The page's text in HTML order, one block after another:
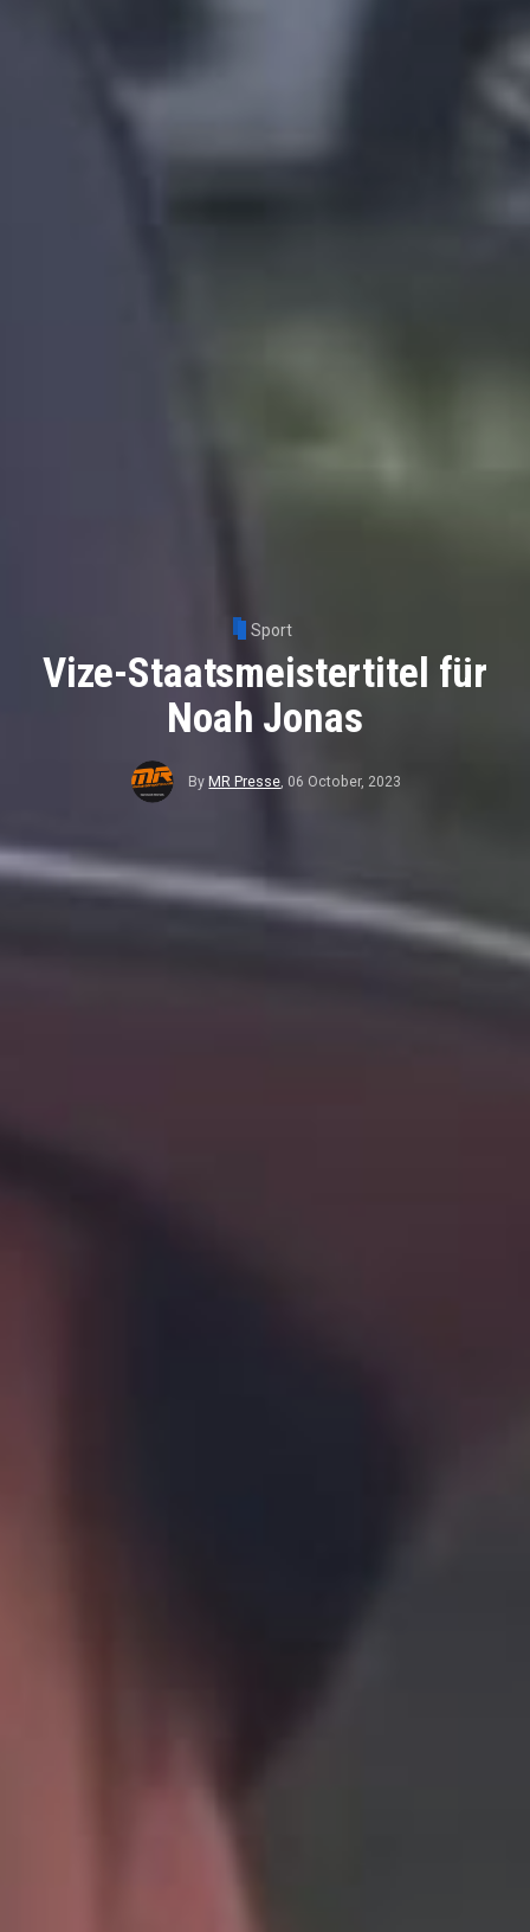
Sport
Vize-Staatsmeistertitel für
Noah Jonas
ByMR Presse 06 October, 2023